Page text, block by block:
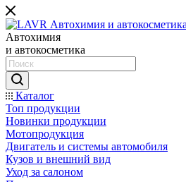
Автохимия
и автокосметика
Каталог
Топ продукции
Новинки продукции
Мотопродукция
Двигатель и системы автомобиля
Кузов и внешний вид
Уход за салоном